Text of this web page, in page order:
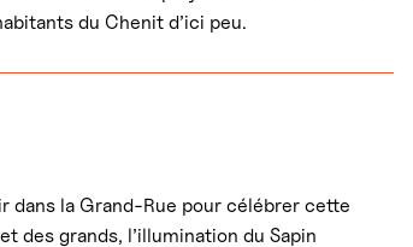
du Chenit d’ici peu.
dans la Grand-Rue pour célébrer cette
des grands, l’illumination du Sapin